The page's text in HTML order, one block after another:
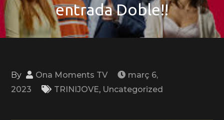
entrada Doble!!
By Ona Moments TV
març 6,
2023
TRINIJOVE, Uncategorized